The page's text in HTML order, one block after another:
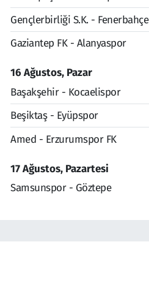
Gençlerbirliği S.K. - Fenerbahçe
Gaziantep FK - Alanyaspor
16 Ağustos, Pazar
Başakşehir - Kocaelispor
Beşiktaş - Eyüpspor
Amed - Erzurumspor FK
17 Ağustos, Pazartesi
Samsunspor - Göztepe